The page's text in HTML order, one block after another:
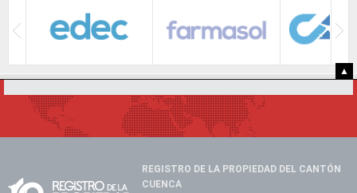
▲
REGISTRO DE LA PROPIEDAD DEL CANTÓN
CUENCA